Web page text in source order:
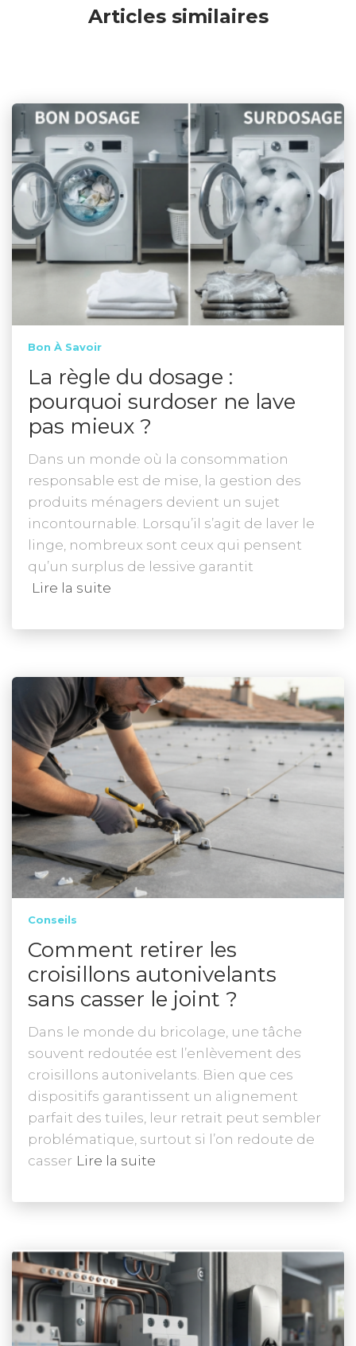
Articles similaires
Bon À Savoir
La règle du dosage :
pourquoi surdoser ne lave
pas mieux ?
Dans un monde où la consommation
responsable est de mise, la gestion des
produits ménagers devient un sujet
incontournable. Lorsqu’il s’agit de laver le
linge, nombreux sont ceux qui pensent
qu’un surplus de lessive garantit
Lire la suite
Conseils
Comment retirer les
croisillons autonivelants
sans casser le joint ?
Dans le monde du bricolage, une tâche
souvent redoutée est l’enlèvement des
croisillons autonivelants. Bien que ces
dispositifs garantissent un alignement
parfait des tuiles, leur retrait peut sembler
problématique, surtout si l’on redoute de
casser Lire la suite